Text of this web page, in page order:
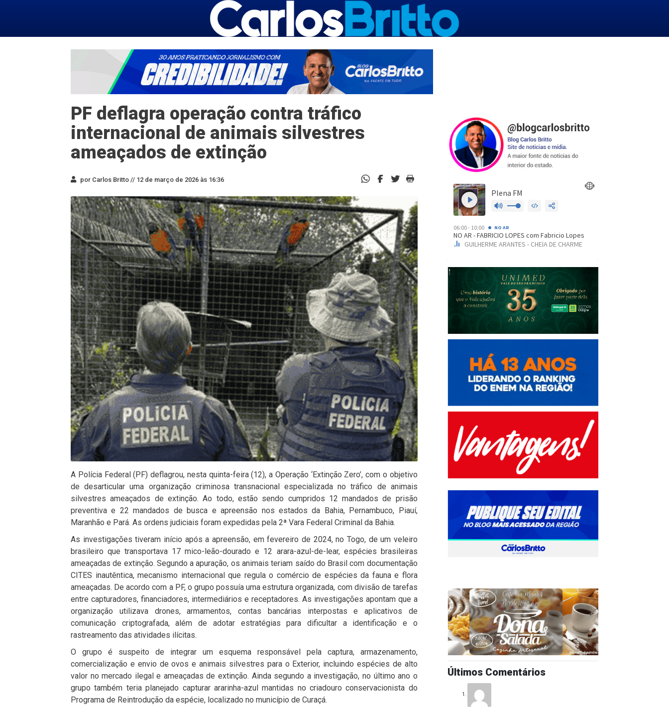
PF deflagra operação contra tráfico
internacional de animais silvestres
ameaçados de extinção
por Carlos Britto // 12 de março de 2026 às 16:36
A Polícia Federal (PF) deflagrou, nesta quinta-feira (12),a Operação ‘Extinção Zero’,com o objetivo
dedesarticularuma organização criminosa transnacionalespecializadanotráfico de animais
silvestresameaçados de extinção.Ao todo, estão sendo cumpridos 12mandadosde prisão
preventiva e 22mandados de busca eapreensão nos estadosda Bahia, Pernambuco, Piauí,
Maranhão e Pará. As ordens judiciais foram expedidas pela 2ª Vara Federal Criminal da Bahia.
As investigaçõestiveram início apósa apreensão, emfevereiro de 2024,no Togo, deum veleiro
brasileiroquetransportava 17mico-leão-dourado e 12 arara-azul-de-lear, espécies brasileiras
ameaçadasde extinção. Segundoaapuração, os animaisteriam saído do Brasilcom documentação
CITES inautêntica,mecanismo internacionalque regulao comérciode espéciesda faunae flora
ameaçadas. Deacordocom a P F, o grupo possuíaumaestruturaorganizada, com divisão de tarefas
entre capturadores, financiadores, intermediários e receptadores. As investigações apontam que a
organização utilizava drones,armamentos, contas bancárias interpostase aplicativos de
comunicação criptografada,alémde adotar estratégiaspara dificultar a identificaçãoe o
rastreamento das atividades ilícitas.
O grupo é
suspeito de integrar um esquema responsável pela captura, armazenamento,
comercialização e envio deovoseanimais silvestres para o Exterior, incluindoespécies de alto
valor nomercado ilegale ameaçadasdeextinção. Ainda segundo a investigação, no últimoano o
grupotambém teriaplanejado capturar ararinha-azul mantidas no criadouroconservacionista do
Programa de Reintrodução da espécie, localizado no município de Curaçá.
Últimos Comentários